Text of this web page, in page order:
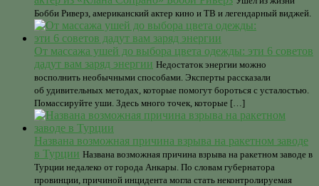
Бобби Риверз, американский актер кино и ТВ и легендарный виджей.
От массажа ушей до выбора цвета одежды: эти 6 советов
дадут вам заряд энергии Недостаток энергии можно
восполнить необычными способами. Эксперты рассказали
об удивительных методах, которые помогут бороться с усталостью.
Помассируйте уши. Здесь много точек, которые […]
Названа возможная причина взрыва на ракетном заводе
в Турции Названа возможная причина взрыва на ракетном заводе в
Турции недалеко от города Анкары. По словам губернатора
провинции, причиной инцидента могла стать неконтролируемая